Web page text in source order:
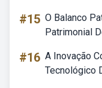
#15 O Balanco
Patrimonial
#16 A Inovação
Tecnológico